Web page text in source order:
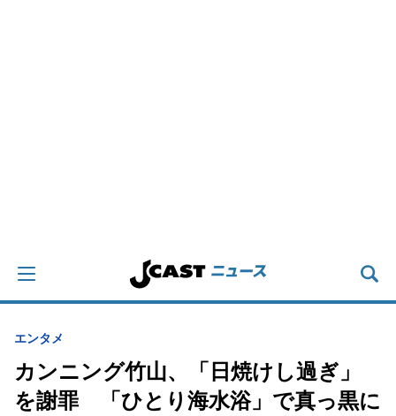
エンタメ
カンニング竹山、「日焼けし過ぎ」
を謝罪 「ひとり海水浴」で真っ黒に